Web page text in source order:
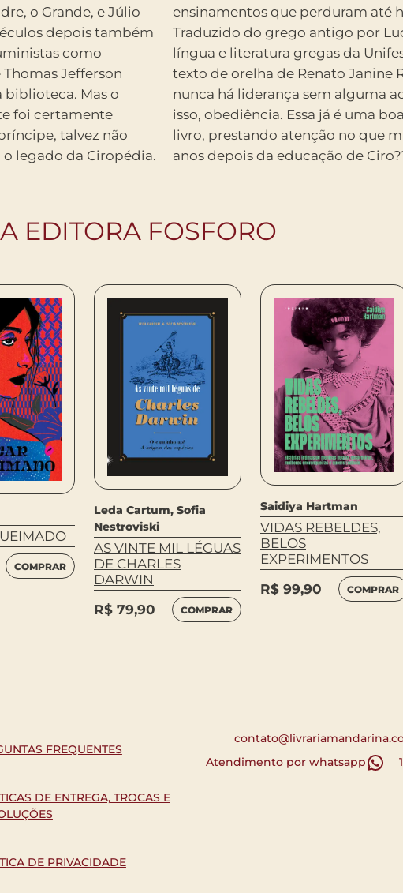
o Grande, e Júlio
depois também
como
Jefferson
biblioteca. Mas o
foi certamente
talvez não
legado da Ciropédia.
ensinamentos que perduram até
Traduzido do grego antigo por
língua e literatura gregas da
texto de orelha de Renato Janine
nunca há liderança sem alguma
isso, obediência. Essa já é uma
livro, prestando atenção no que
anos depois da educação de
EDITORA FOSFORO
COMPRAR
Leda Cartum, Sofia
Nestroviski
AS VINTE MIL LÉGUAS
DE CHARLES
DARWIN
R$ 79,90 COMPRAR
Saidiya Hartman
VIDAS REBELDES,
BELOS
EXPERIMENTOS
R$ 99,90 COMPRAR
FREQUENTES
DE ENTREGA, TROCAS E
DE PRIVACIDADE
Atendimento por whatsapp